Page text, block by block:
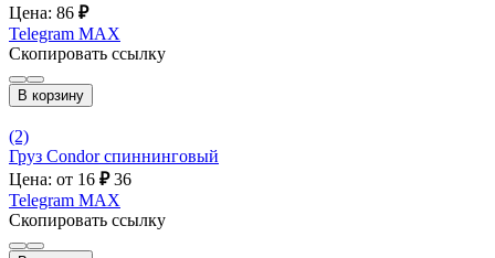
Цена: 86 ₽
Telegram MAX
Скопировать ссылку
В корзину
(2)
Груз Condor спиннинговый
Цена: от 16 ₽ 36
Telegram MAX
Скопировать ссылку